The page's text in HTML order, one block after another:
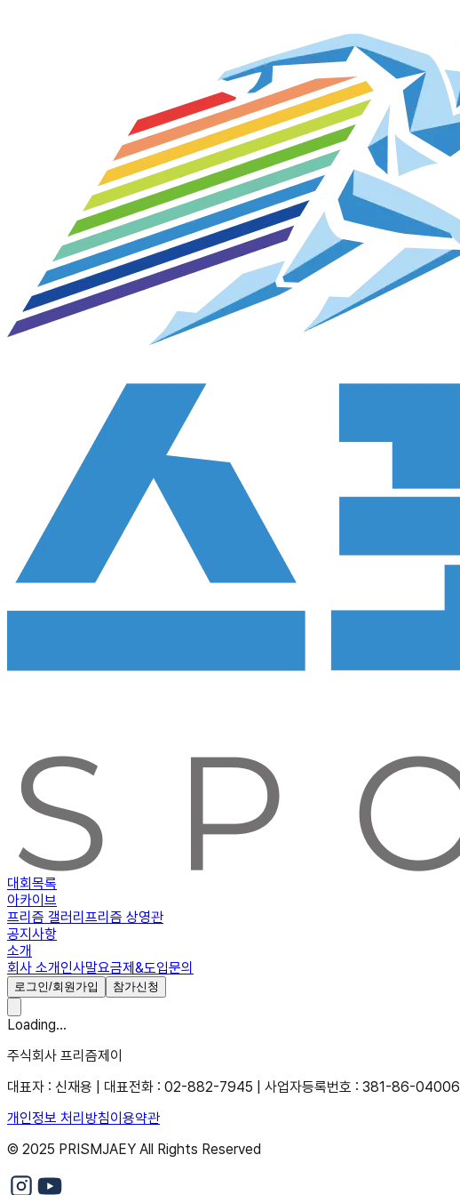
대회목록
아카이브
프리즘 갤러리 프리즘 상영관
공지사항
소개
회사 소개인사말요금제&도입문의
로그인/회원가입 참가신청
Loading...
주식회사 프리즘제이
대표자 : 신재용 | 대표전화 : 02-882-7945 | 사업자등록번호 : 381-86-04006
개인정보 처리방침이용약관
© 2025 PRISMJAEY All Rights Reserved